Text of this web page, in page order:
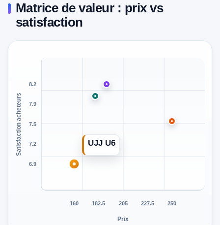
Matrice de valeur : prix vs
satisfaction
Satisfaction acheteurs
160 182.5 205 227.5 250
6.9
7.2
7.5
7.9
8.2
UJJ U6
Prix